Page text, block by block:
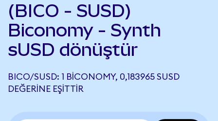
(BICO - SUSD)
Biconomy - Synth
sUSD dönüştür
BICO/SUSD: 1 BICONOMY, 0,183965 SUSD
DEĞERINE EŞITTIR